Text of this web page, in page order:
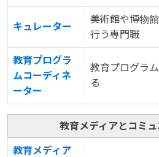
キュレーター
美術館や博物
行う専門職
教育プログラ
ムコーディネ
ーター
教育プログラ
る
教育メディアとコミ
教育メディア